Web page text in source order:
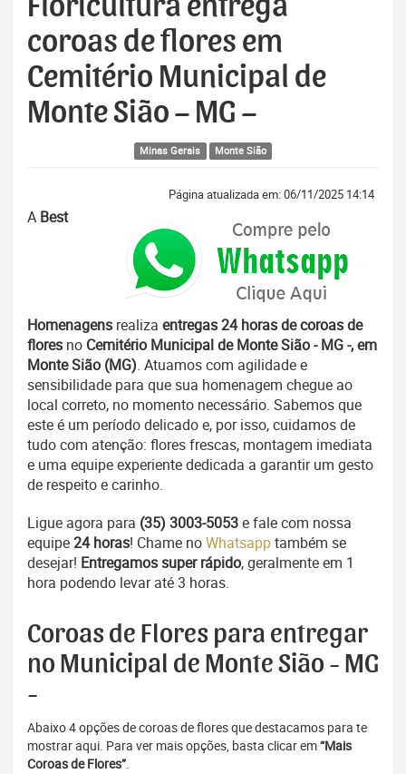
Floricultura entrega
coroas de flores em
Cemitério Municipal de
Monte Sião – MG –
Minas Gerais Monte Sião
Página atualizada em: 06/11/2025 14:14
A Best
Homenagens realiza entregas 24 horas de coroas de
flores no Cemitério Municipal de Monte Sião - MG -, em
Monte Sião (MG). Atuamos com agilidade e
sensibilidade para que sua homenagem chegue ao
local correto, no momento necessário. Sabemos que
este é um período delicado e, por isso, cuidamos de
tudo com atenção: flores frescas, montagem imediata
e uma equipe experiente dedicada a garantir um gesto
de respeito e carinho.
Ligue agora para (35) 3003-5053e fale com nossa
equipe24 horas! Chame noWhatsapptambém se
desejar! Entregamos super rápido, geralmente em 1
hora podendo levar até 3 horas.
Coroas de Flores para entregar
no Municipal de Monte Sião - MG
-
Abaixo 4 opções de coroas de flores que destacamos para te
mostrar aqui. Para ver mais opções, basta clicar em“Mais
Coroas de Flores”.